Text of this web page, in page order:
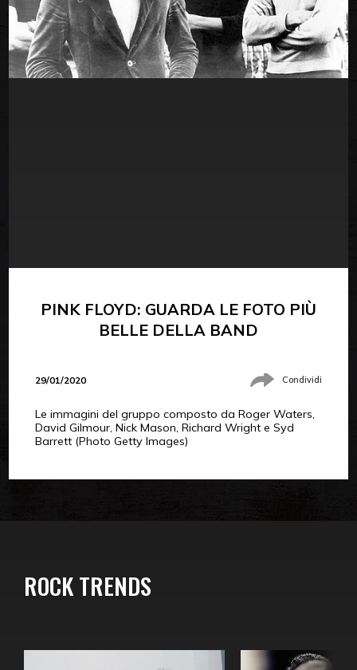
PINK FLOYD: GUARDA LE FOTO PIÙ
BELLE DELLA BAND
29/01/2020 Condividi
Le immagini del gruppo composto da Roger Waters,
David Gilmour, Nick Mason, Richard Wright e Syd
Barrett (Photo Getty Images)
ROCK TRENDS